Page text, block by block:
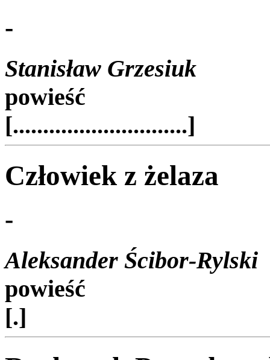
-
Stanisław Grzesiuk
powieść
[.............................]
Człowiek z żelaza
-
Aleksander Ścibor-Rylski
powieść
[.]